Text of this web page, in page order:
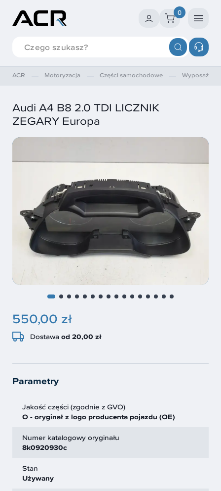
0
ACR Motoryzacja Części samochodowe
Audi A4 B8 2.0 TDI LICZNIK
ZEGARY Europa
550,00 zł
Dostawa od 20,00 zł
Parametry
Jakość części (zgodnie z GVO)
O - oryginał z logo producenta pojazdu (OE)
Numer katalogowy oryginału
8k0920930c
Stan
Używany